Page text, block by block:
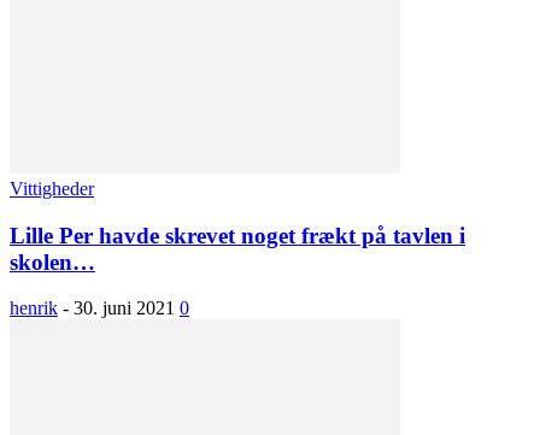
Vittigheder
Lille Per havde skrevet noget frækt på tavlen i
skolen…
henrik - 30. juni 2021 0